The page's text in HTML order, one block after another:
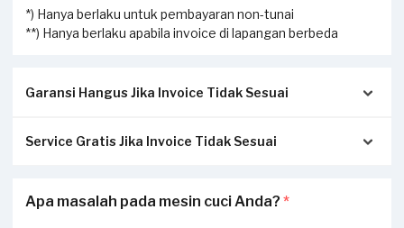
*) Hanya berlaku untuk pembayaran non-tunai
**) Hanya berlaku apabila invoice di lapangan berbeda
Garansi Hangus Jika Invoice Tidak Sesuai
Pastikan kwitansi/invoice yang diterbitkan dari Sejasa
Invoice akan dikirimkan via Email / Whatsapp.
Jika tidak sesuai, garansi akan hangus.
Service Gratis Jika Invoice Tidak Sesuai
pengerjaan service di lapangan dengan transaksi yang
Apa masalah pada mesin cuci Anda? *